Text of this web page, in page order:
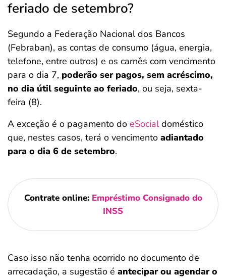
feriado de setembro?
Segundo a Federação Nacional dos Bancos
(Febraban), as contas de consumo (água, energia,
telefone, entre outros) e os carnês com vencimento
para o dia 7, poderão ser pagos, sem acréscimo,
no dia útil seguinte ao feriado, ou seja, sexta-
feira (8).
A exceção é o pagamento do eSocialdoméstico
que, nestes casos, terá o vencimento adiantado
para o dia 6 de setembro.
Contrate online: Empréstimo Consignado do
INSS
Caso isso não tenha ocorrido no documento de
arrecadação, a sugestão é antecipar ou agendar o